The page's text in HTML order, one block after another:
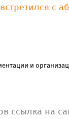
и
ссылка на